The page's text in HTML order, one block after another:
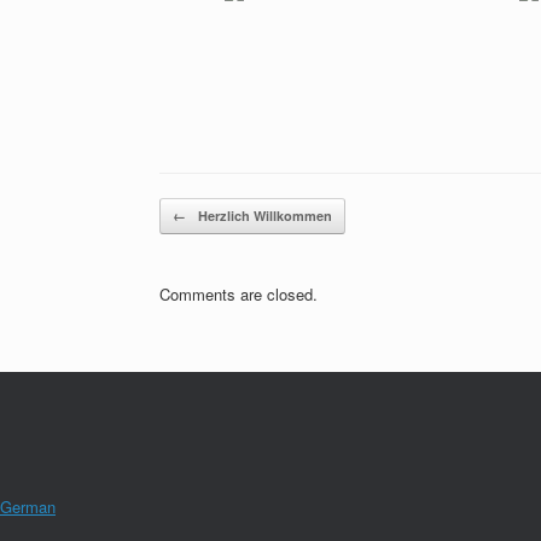
Post navigation
← Herzlich Willkommen
Comments are closed.
German